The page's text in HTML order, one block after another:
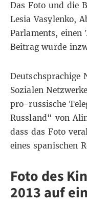
Das Foto und die
Lesia Vasylenko,
Parlaments, einen
Beitrag wurde
Deutschsprachige
Sozialen
pro-russische
Russland“ von
dass das Foto
eines spanischen
Foto des
2013 auf